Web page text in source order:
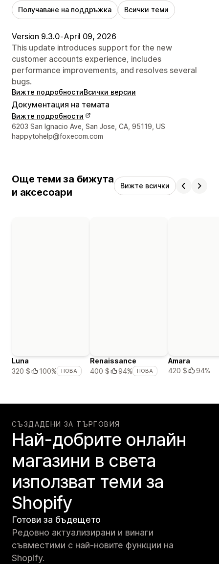
Получаване на поддръжка Всички теми
Version 9.3.0•April 09, 2026
This update introduces support for the new
customer accounts experience, includes
performance improvements, and resolves several
bugs.
Вижте подробностиВсички версии
Документация на темата
Вижте подробности
Данни за връзка с дизайнера
6203 San Ignacio Ave, San Jose, CA, 95119, US
happytohelp@foxecom.com
Още теми за бижута
и аксесоари
Вижте всички
Luna
320 $
100% НОВА
Renaissance
400 $
94% НОВА
Amara
420 $
94%
СЪЗДАДЕНИ ЗА ТЪРГОВИЯ
Най-добрите онлайн
магазини в света
използват теми за
Shopify
Готови за бъдещето
Редовно актуализирани и винаги
съвместими с най-новите функции на
Shopify.